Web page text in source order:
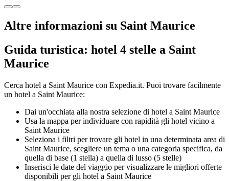
Altre informazioni su Saint Maurice
Guida turistica: hotel 4 stelle a Saint
Maurice
Cerca hotel a Saint Maurice con Expedia.it. Puoi trovare facilmente
un hotel a Saint Maurice:
Dai un'occhiata alla nostra selezione di hotel a Saint Maurice
Usa la mappa per individuare con rapidità gli hotel vicino a
Saint Maurice
Seleziona i filtri per trovare gli hotel in una determinata area di
Saint Maurice, scegliere un tema o una categoria specifica, da
quella di base (1 stella) a quella di lusso (5 stelle)
Inserisci le date del viaggio per visualizzare le migliori offerte
disponibili per gli hotel a Saint Maurice